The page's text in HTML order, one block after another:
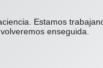
Estamos
volveremos enseguida.